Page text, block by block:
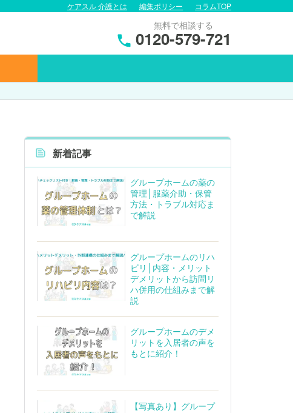
ケアスル 介護とは 編集ポリシー コラムTOP
無料で相談する
0120-579-721
新着記事
グループホームの薬の
管理│服薬介助・保管
方法・トラブル対応ま
で解説
グループホームのリハ
ビリ│内容・メリット
デメリットから訪問リ
ハ併用の仕組みまで解
説
グループホームのデメ
リットを入居者の声を
もとに紹介！
【写真あり】グループ